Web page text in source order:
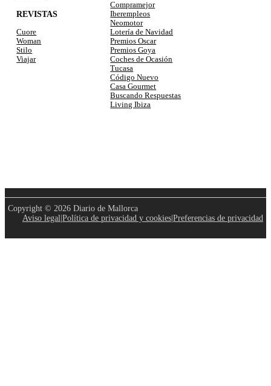
REVISTAS
Cuore
Woman
Stilo
Viajar
Compramejor
Iberempleos
Neomotor
Lotería de Navidad
Premios Oscar
Premios Goya
Coches de Ocasión
Tucasa
Código Nuevo
Casa Gourmet
Buscando Respuestas
Living Ibiza
Copyright © 2026 Diario de Mallorca
Aviso legal Política de privacidad y cookies Preferencias de privacidad